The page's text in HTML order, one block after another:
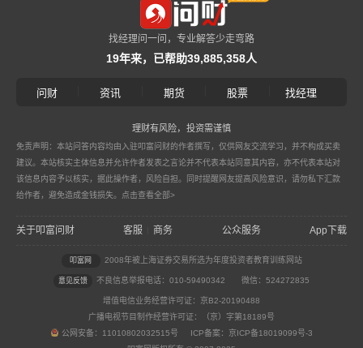
找经理问一问，专业解答少走弯路
19年来，已帮助39,885,358人
问财 资讯 期货 股票 找经理
理财有风险，投资需谨慎
免责声明：本站问答内容均由入驻叩富问财的作者撰写，仅供网友交流学习，并不构成买卖
建议。本站核实主体信息并允许作者发表之言论并不代表本站同意其内容，亦不代表本站对
该信息内容予以核实，据此操作者，风险自担。同时提醒网友提高风险意识，请勿私下汇款
给作者，避免造成金钱损失。 点击查看全部>
关于叩富问财 客服 商务 公众服务 App下载
叩富网 2008年被上海证券交易所选为年度投资者教育训练网站
意见反馈 不良信息举报电话：010-59490342 微信：524272835
增值电信业务经营许可证：京B2-20190488
广播电视节目制作经营许可证：（京）字第18189号
公网安备：11010802032515号 ICP备案：京ICP备18019099号-3